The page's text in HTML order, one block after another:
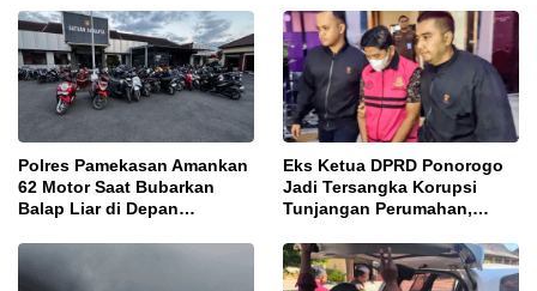
Polres Pamekasan Amankan
62 Motor Saat Bubarkan
Balap Liar di Depan
Eks Ketua DPRD Ponorogo
Jadi Tersangka Korupsi
Tunjangan Perumahan,
Intervensi Kajian KJPP